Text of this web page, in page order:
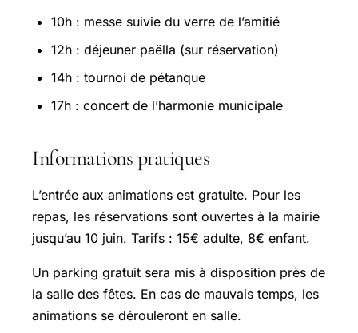
10h : messe suivie du verre de l’amitié
12h : déjeuner paëlla (sur réservation)
14h : tournoi de pétanque
17h : concert de l’harmonie municipale
Informations pratiques
L’entrée aux animations est gratuite. Pour les
repas, les réservations sont ouvertes à la mairie
jusqu’au 10 juin. Tarifs : 15€ adulte, 8€ enfant.
Un parking gratuit sera mis à disposition près de
la salle des fêtes. En cas de mauvais temps, les
animations se dérouleront en salle.